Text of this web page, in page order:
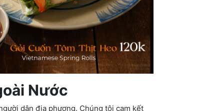
Nước
dân địa phương. Chúng tôi cam kết